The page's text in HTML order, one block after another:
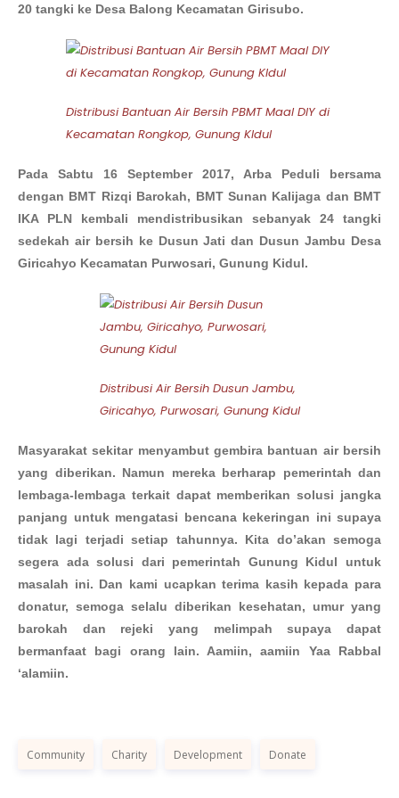
20 tangki ke Desa Balong Kecamatan Girisubo.
Distribusi Bantuan Air Bersih PBMT Maal DIY di
Kecamatan Rongkop, Gunung KIdul
Pada Sabtu 16 September 2017, Arba Peduli bersama
dengan BMT Rizqi Barokah, BMT Sunan Kalijaga dan BMT
IKA PLN kembali mendistribusikan sebanyak 24 tangki
sedekah air bersih ke Dusun Jati dan Dusun Jambu Desa
Giricahyo Kecamatan Purwosari, Gunung Kidul.
Distribusi Air Bersih Dusun Jambu,
Giricahyo, Purwosari, Gunung Kidul
Masyarakat sekitar menyambut gembira bantuan air bersih
yang diberikan. Namun mereka berharap pemerintah dan
lembaga-lembaga terkait dapat memberikan solusi jangka
panjang untuk mengatasi bencana kekeringan ini supaya
tidak lagi terjadi setiap tahunnya. Kita do’akan semoga
segera ada solusi dari pemerintah Gunung Kidul untuk
masalah ini. Dan kami ucapkan terima kasih kepada para
donatur, semoga selalu diberikan kesehatan, umur yang
barokah dan rejeki yang melimpah supaya dapat
bermanfaat bagi orang lain. Aamiin, aamiin Yaa Rabbal
‘alamiin.
Community Charity Development Donate